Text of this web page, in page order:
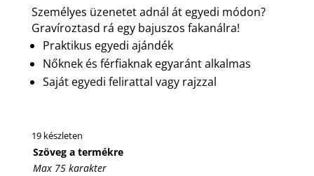
Személyes üzenetet adnál át egyedi módon?
Gravíroztasd rá egy bajuszos fakanálra!
Praktikus egyedi ajándék
Nőknek és férfiaknak egyaránt alkalmas
Saját egyedi felirattal vagy rajzzal
19 készleten
Szöveg a termékre
Max 75 karakter